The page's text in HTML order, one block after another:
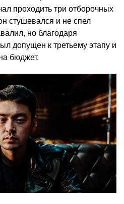
проходить три отборочных
стушевался и не спел
но благодаря
допущен к третьему этапу и
бюджет.